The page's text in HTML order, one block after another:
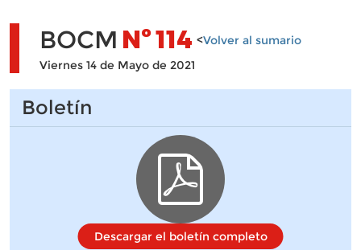
BOCM Nº114 <Volver al sumario
Viernes 14 de Mayo de 2021
Boletín
Descargar el boletín completo